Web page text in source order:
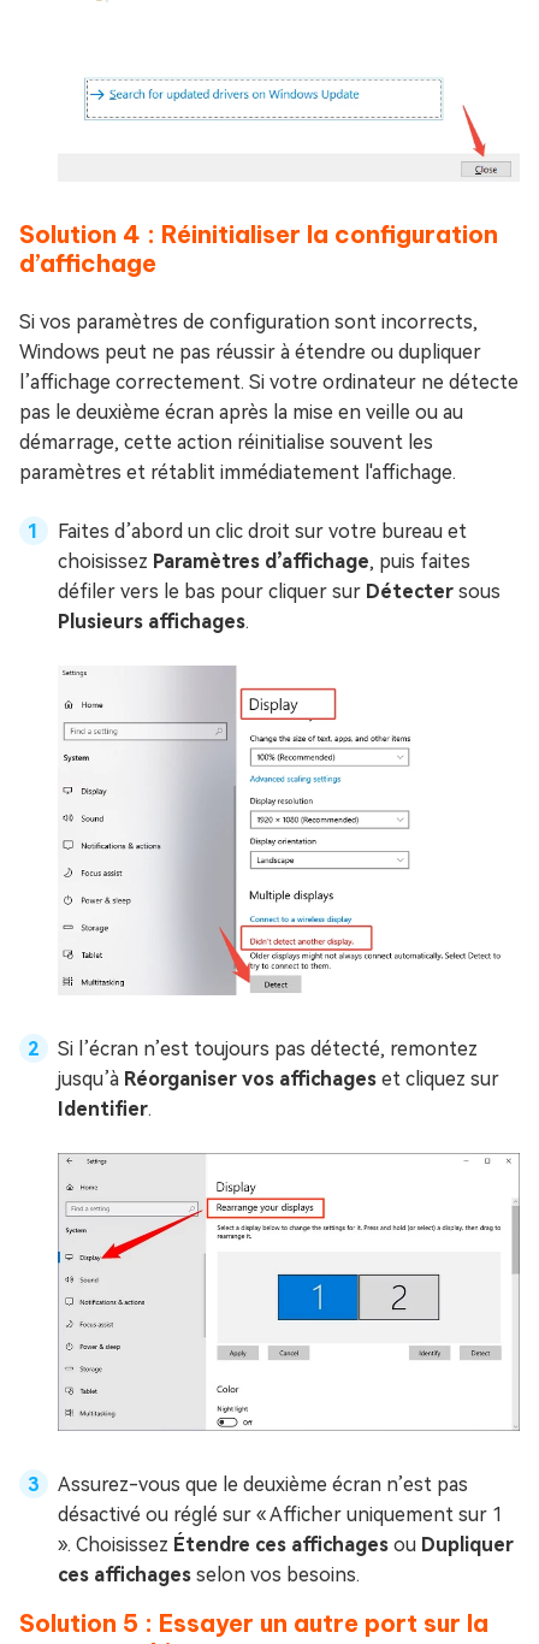
Solution 4 : Réinitialiser la configuration
d’affichage
Si vos paramètres de configuration sont incorrects,
Windows peut ne pas réussir à étendre ou dupliquer
l’affichage correctement. Si votre ordinateur ne détecte
pas le deuxième écran après la mise en veille ou au
démarrage, cette action réinitialise souvent les
paramètres et rétablit immédiatement l'affichage.
Faites d’abord un clic droit sur votre bureau et
choisissez Paramètres d’affichage, puis faites
défiler vers le bas pour cliquer sur Détecter sous
Plusieurs affichages.
Si l’écran n’est toujours pas détecté, remontez
jusqu’à Réorganiser vos affichages et cliquez sur
Identifier.
Assurez-vous que le deuxième écran n’est pas
désactivé ou réglé sur « Afficher uniquement sur 1
». Choisissez Étendre ces affichages ou Dupliquer
ces affichages selon vos besoins.
Solution 5 : Essayer un autre port sur la